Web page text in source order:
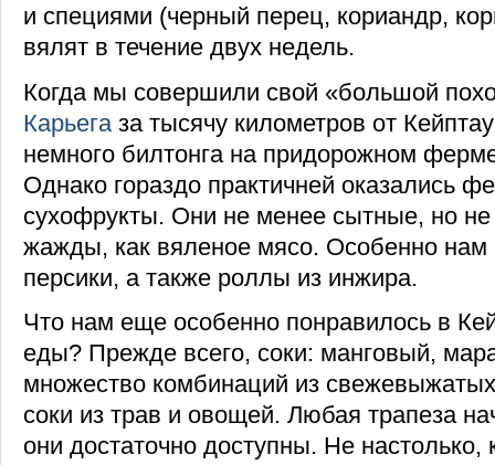
и специями (черный перец, кориандр,
вялят в течение двух недель.
Когда мы совершили свой «большой
Карьега за тысячу километров от
немного билтонга на придорожном
Однако гораздо практичней оказались
сухофрукты. Они не менее сытные, но
жажды, как вяленое мясо. Особенно нам
персики, а также роллы из инжира.
Что нам еще особенно понравилось в
еды? Прежде всего, соки: манговый,
множество комбинаций из
соки из трав и овощей. Любая трапеза
они достаточно доступны. Не настолько,